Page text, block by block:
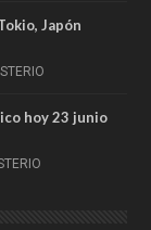
Japón
hoy 23 junio